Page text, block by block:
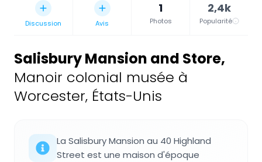
Discussion Avis
1
Photos
2,4k
Popularité
Salisbury Mansion and Store,
Manoir colonial musée à
Worcester, États-Unis
La Salisbury Mansion au 40 Highland
Street est une maison d'époque